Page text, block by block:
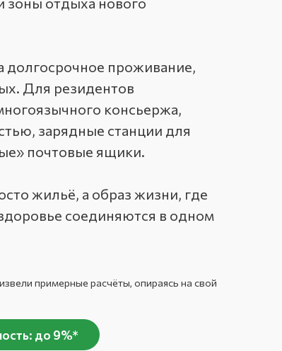
долгосрочное проживание,
Для резидентов
консьержа,
зарядные станции для
почтовые ящики.
жильё, а образ жизни, где
соединяются в одном
примерные расчёты, опираясь на свой
до 9%*